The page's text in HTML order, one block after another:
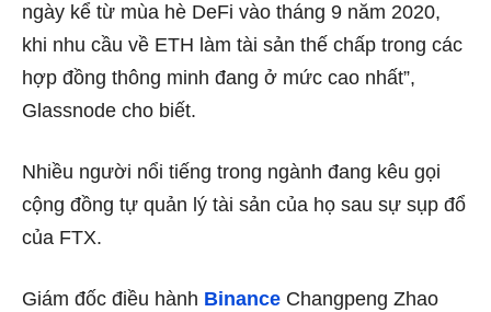
ngày kể từ mùa hè DeFi vào tháng 9 năm 2020,
khi nhu cầu về ETH làm tài sản thế chấp trong các
hợp đồng thông minh đang ở mức cao nhất”,
Glassnode cho biết.
Nhiều người nổi tiếng trong ngành đang kêu gọi
cộng đồng tự quản lý tài sản của họ sau sự sụp đổ
của FTX.
Giám đốc điều hành Binance Changpeng Zhao